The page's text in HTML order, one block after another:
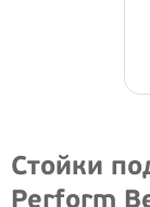
Стойки
Perform